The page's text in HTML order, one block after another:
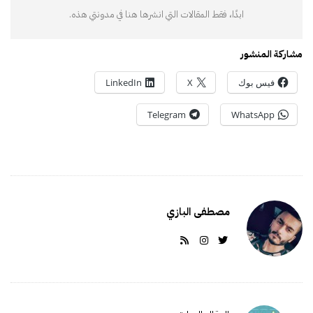
ابدًا، فقط المقالات التي انشرها هنا في مدونتي هذه.
مشاركة المنشور
فيس بوك X
LinkedIn
WhatsApp
Telegram
مصطفى البازي